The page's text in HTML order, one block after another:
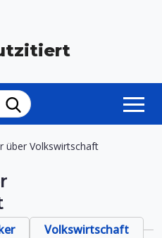
über Volkswirtschaft
Volkswirtschaft